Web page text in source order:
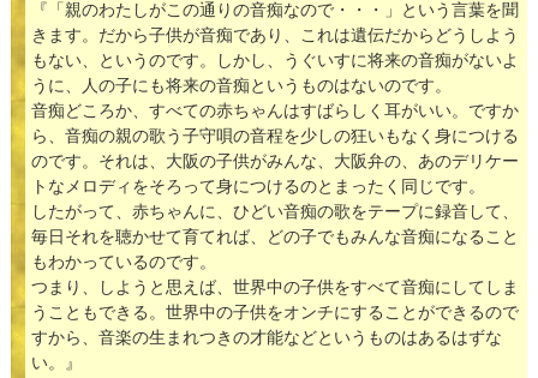
『「親のわたしがこの通りの音痴なので・・・」という言葉を聞
きます。だから子供が音痴であり、これは遺伝だからどうしよう
もない、というのです。しかし、うぐいすに将来の音痴がないよ
うに、人の子にも将来の音痴というものはないのです。
音痴どころか、すべての赤ちゃんはすばらしく耳がいい。ですか
ら、音痴の親の歌う子守唄の音程を少しの狂いもなく身につける
のです。それは、大阪の子供がみんな、大阪弁の、あのデリケー
トなメロディをそろって身につけるのとまったく同じです。
したがって、赤ちゃんに、ひどい音痴の歌をテープに録音して、
毎日それを聴かせて育てれば、どの子でもみんな音痴になること
もわかっているのです。
つまり、しようと思えば、世界中の子供をすべて音痴にしてしま
うこともできる。世界中の子供をオンチにすることができるので
すから、音楽の生まれつきの才能などというものはあるはずな
い。』